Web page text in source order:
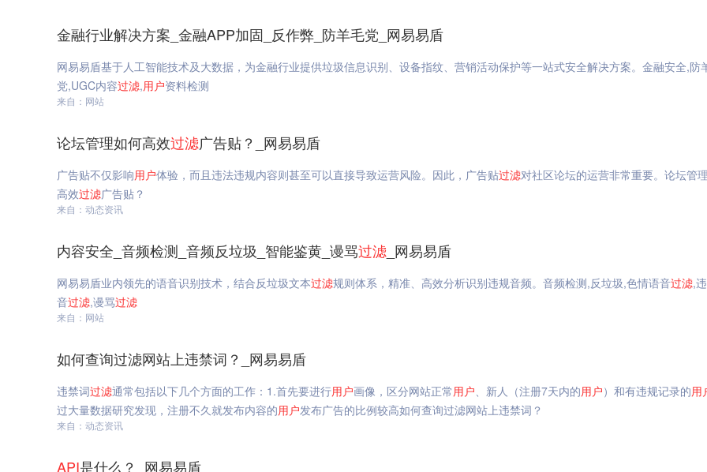
金融行业解决方案_金融APP加固_反作弊_防羊毛党_网易易盾
网易易盾基于人工智能技术及大数据，为金融行业提供垃圾信息识别、设备指纹、营销活动保护等一站式安全解决方案。金融安全,防
党,UGC内容过滤,用户资料检测
来自：网站
论坛管理如何高效过滤广告贴？_网易易盾
广告贴不仅影响用户体验，而且违法违规内容则甚至可以直接导致运营风险。因此，广告贴过滤对社区论坛的运营非常重要。论坛管
高效过滤广告贴？
来自：动态资讯
内容安全_音频检测_音频反垃圾_智能鉴黄_谩骂过滤 _网易易盾
网易易盾业内领先的语音识别技术，结合反垃圾文本过滤规则体系，精准、高效分析识别违规音频。音频检测,反垃圾,色情语音过滤,
音过滤,谩骂过滤
来自：网站
如何查询过滤网站上违禁词？_网易易盾
违禁词过滤通常包括以下几个方面的工作：1.首先要进行用户画像，区分网站正常用户、新人（注册7天内的用户）和有违规记录的用
过大量数据研究发现，注册不久就发布内容的用户发布广告的比例较高如何查询过滤网站上违禁词？
来自：动态资讯
API是什么？_网易易盾